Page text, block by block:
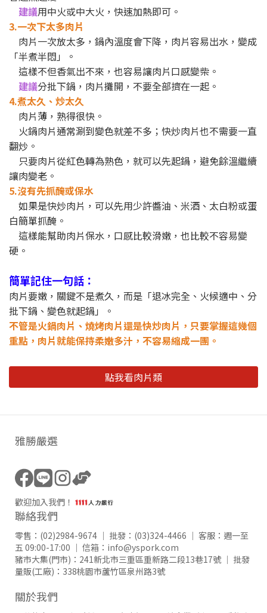
建議用中火或中大火，快速加熱即可。
3.一次下太多肉片
肉片一次放太多，鍋內溫度會下降，肉片容易出水，變成
「半煮半悶」。
這樣不但香氣出不來，也容易讓肉片口感變柴。
建議分批下鍋，肉片攤開，不要全部擠在一起。
4.煮太久、炒太久
肉片薄，熟得很快。
火鍋肉片通常涮到變色就差不多；快炒肉片也不需要一直
翻炒。
只要肉片從紅色轉為熟色，就可以先起鍋，避免餘溫繼續
讓肉變老。
5.沒有先抓醃或保水
如果是快炒肉片，可以先用少許醬油、米酒、太白粉或蛋
白簡單抓醃。
這樣能幫助肉片保水，口感比較滑嫩，也比較不容易變
硬。
簡單記住一句話：
肉片要嫩，關鍵不是煮久，而是「退冰完全、火候適中、分
批下鍋、變色就起鍋」。
不管是火鍋肉片、燒烤肉片還是快炒肉片，只要掌握這幾個
重點，肉片就能保持柔嫩多汁，不容易縮成一團。
點我看肉片類
雅勝嚴選
歡迎加入我們！
聯絡我們
零售： (02)2984-9674 ｜ 批發： (03)324-4466 ｜ 客服：週一至
五 09:00-17:00 ｜ 信箱： info@yspork.com
豬市大集(門市)： 241新北市三重區重新路二段13巷17號｜ 批發
量販(工廠)： 338桃園市蘆竹區泉州路3號
關於我們